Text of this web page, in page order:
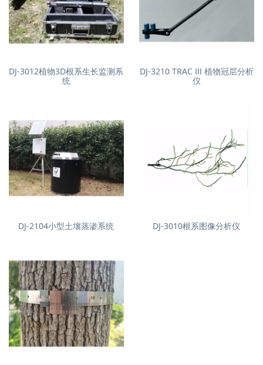
DJ-3012植物3D根系生长监测系
统
DJ-3210 TRAC Ⅲ 植物冠层分析
仪
DJ-2104小型土壤蒸渗系统 DJ-3010根系图像分析仪